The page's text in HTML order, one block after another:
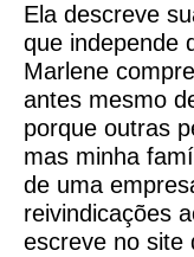
Ela descreve
que independe
Marlene
antes mesmo
porque outras
mas minha
de uma
reivindicações
escreve no site